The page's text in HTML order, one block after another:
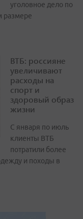
уголовное дело по
размере
ВТБ: россияне
увеличивают
расходы на
спорт и
здоровый образ
жизни
С января по июль
клиенты ВТБ
потратили более
и походы в